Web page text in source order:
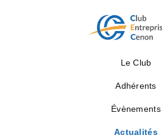
Le Club
Adhérents
Évènements
Actualités